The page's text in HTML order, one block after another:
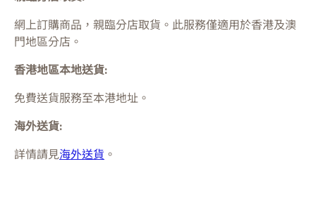
網上訂購商品，親臨分店取貨。此服務僅適用於香港及澳
門地區分店。
香港地區本地送貨:
免費送貨服務至本港地址。
海外送貨:
詳情請見海外送貨 。